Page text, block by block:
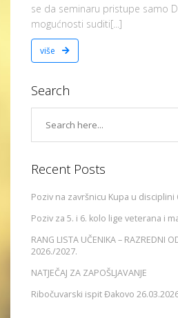
se da seminaru pristupe samo
mogućnosti suditi[...]
više
Search
Recent Posts
Poziv na završnicu Kupa u
Poziv za 5. i 6. kolo lige veterana i
RANG LISTA UČENIKA – RAZREDNI
2026./2027.
NATJEČAJ ZA ZAPOŠLJAVANJE
Ribočuvarski ispit Đakovo